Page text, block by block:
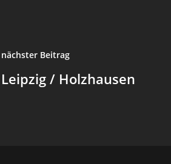
nächster Beitrag
/ Holzhausen